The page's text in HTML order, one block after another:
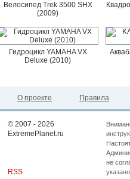
Велосипед Trek 3500 SHX
(2009)
Гидроцикл YAMAHA VX
Deluxe (2010)
О проекте Правила
© 2007 - 2026
ExtremePlanet.ru
RSS
не